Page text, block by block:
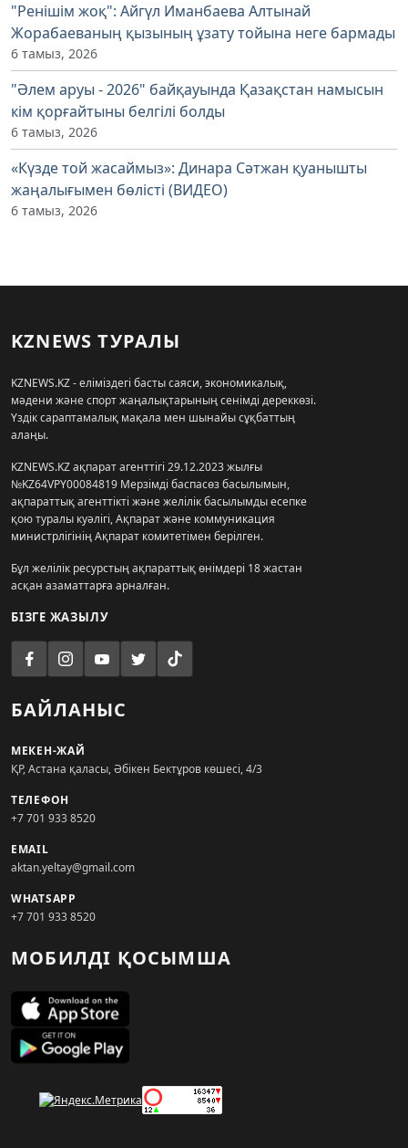
"Ренішім жоқ": Айгүл Иманбаева Алтынай
Жорабаеваның қызының ұзату тойына неге бармады
6 тамыз, 2026
"Әлем аруы - 2026" байқауында Қазақстан намысын
кім қорғайтыны белгілі болды
6 тамыз, 2026
«Күзде той жасаймыз»: Динара Сәтжан қуанышты
жаңалығымен бөлісті (ВИДЕО)
6 тамыз, 2026
KZNEWS ТУРАЛЫ
KZNEWS.KZ - еліміздегі басты саяси, экономикалық,
мәдени және спорт жаңалықтарының сенімді дереккөзі.
Үздік сараптамалық мақала мен шынайы сұқбаттың
алаңы.
KZNEWS.KZ ақпарат агенттігі 29.12.2023 жылғы
№KZ64VPY00084819 Мерзімді баспасөз басылымын,
ақпараттық агенттікті және желілік басылымды есепке
қою туралы куәлігі, Ақпарат және коммуникация
министрлігінің Ақпарат комитетімен берілген.
Бұл желілік ресурстың ақпараттық өнімдері 18 жастан
асқан азаматтарға арналған.
БІЗГЕ ЖАЗЫЛУ
БАЙЛАНЫС
МЕКЕН-ЖАЙ
ҚР, Астана қаласы, Әбікен Бектұров көшесі, 4/3
ТЕЛЕФОН
+7 701 933 8520
EMAIL
aktan.yeltay@gmail.com
WHATSAPP
+7 701 933 8520
МОБИЛДІ ҚОСЫМША